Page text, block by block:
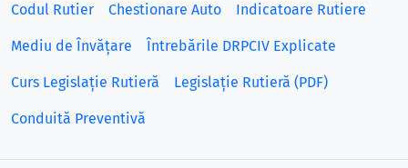
Codul Rutier Chestionare Auto Indicatoare Rutiere
Mediu de Învățare Întrebările DRPCIV Explicate
Curs Legislație Rutieră Legislație Rutieră (PDF)
Conduită Preventivă